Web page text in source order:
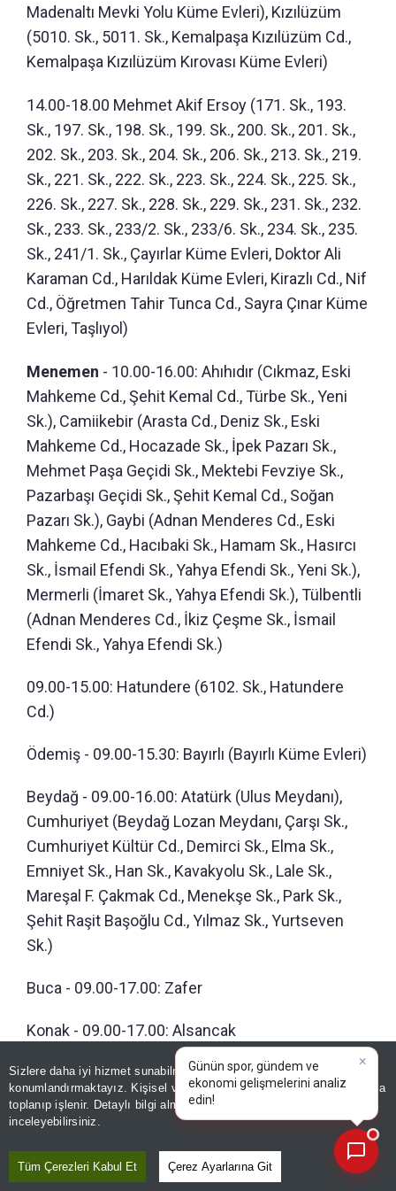
Sizlere daha iyi hizmet sunabilmek adına sitemizdeçerez
konumlandırmaktayız. Kişisel verileriniz, KVKK ve GDPR kapsamında
toplanıp işlenir. Detaylı bilgi almak için
inceleyebilirsiniz.
Tüm Çerezleri Kabul Et Çerez Ayarlarına Git
Madenaltı Mevki Yolu Küme Evleri), Kızılüzüm
(5010. Sk., 5011. Sk., Kemalpaşa Kızılüzüm Cd.,
Kemalpaşa Kızılüzüm Kırovası Küme Evleri)
14.00-18.00 Mehmet Akif Ersoy (171. Sk., 193.
Sk., 197. Sk., 198. Sk., 199. Sk., 200. Sk., 201. Sk.,
202. Sk., 203. Sk., 204. Sk., 206. Sk., 213. Sk., 219.
Sk., 221. Sk., 222. Sk., 223. Sk., 224. Sk., 225. Sk.,
226. Sk., 227. Sk., 228. Sk., 229. Sk., 231. Sk., 232.
Sk., 233. Sk., 233/2. Sk., 233/6. Sk., 234. Sk., 235.
Sk., 241/1. Sk., Çayırlar Küme Evleri, Doktor Ali
Karaman Cd., Harıldak Küme Evleri, Kirazlı Cd., Nif
Cd., Öğretmen Tahir Tunca Cd., Sayra Çınar Küme
Evleri, Taşlıyol)
Menemen - 10.00-16.00: Ahıhıdır (Cıkmaz, Eski
Mahkeme Cd., Şehit Kemal Cd., Türbe Sk., Yeni
Sk.), Camiikebir (Arasta Cd., Deniz Sk., Eski
Mahkeme Cd., Hocazade Sk., İpek Pazarı Sk.,
Mehmet Paşa Geçidi Sk., Mektebi Fevziye Sk.,
Pazarbaşı Geçidi Sk., Şehit Kemal Cd., Soğan
Pazarı Sk.), Gaybi (Adnan Menderes Cd., Eski
Mahkeme Cd., Hacıbaki Sk., Hamam Sk., Hasırcı
Sk., İsmail Efendi Sk., Yahya Efendi Sk., Yeni Sk.),
Mermerli (İmaret Sk., Yahya Efendi Sk.), Tülbentli
(Adnan Menderes Cd., İkiz Çeşme Sk., İsmail
Efendi Sk., Yahya Efendi Sk.)
09.00-15.00: Hatundere (6102. Sk., Hatundere
Cd.)
Ödemiş - 09.00-15.30: Bayırlı (Bayırlı Küme Evleri)
Beydağ - 09.00-16.00: Atatürk (Ulus Meydanı),
Cumhuriyet (Beydağ Lozan Meydanı, Çarşı Sk.,
Cumhuriyet Kültür Cd., Demirci Sk., Elma Sk.,
Emniyet Sk., Han Sk., Kavakyolu Sk., Lale Sk.,
Mareşal F. Çakmak Cd., Menekşe Sk., Park Sk.,
Şehit Raşit Başoğlu Cd., Yılmaz Sk., Yurtseven
Sk.)
Buca - 09.00-17.00: Zafer
Konak - 09.00-17.00: Alsancak
Çiğli - 09.00-17.00: Uğur Mumcu, Balatçık
×
Günün spor, gündem ve
ekonomi gelişmelerini analiz
edin!